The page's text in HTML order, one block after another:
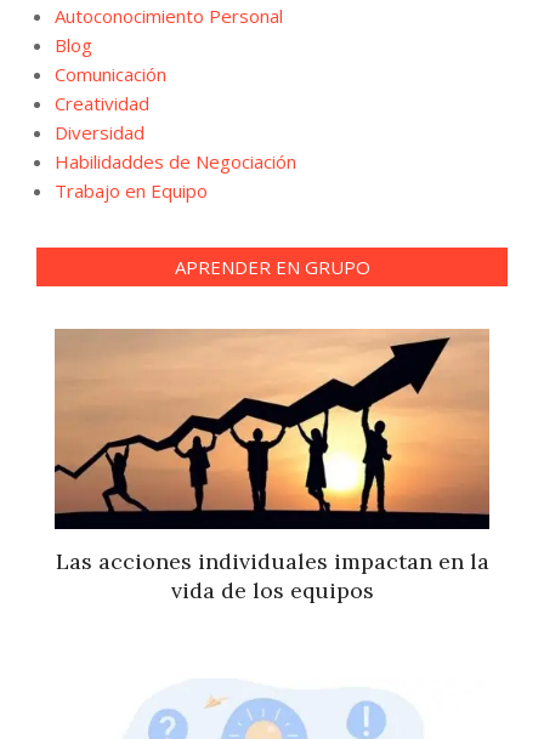
Autoconocimiento Personal
Blog
Comunicación
Creatividad
Diversidad
Habilidaddes de Negociación
Trabajo en Equipo
APRENDER EN GRUPO
Las acciones individuales impactan en la
vida de los equipos